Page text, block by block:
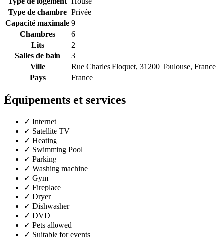
Type de chambre Privée
Capacité maximale 9
Chambres
6
Lits
2
Salles de bain
3
Ville
Rue Charles Floquet, 31200 Toulouse, France
Pays
France
Équipements et services
✓ Internet
✓ Satellite TV
✓ Heating
✓ Swimming Pool
✓ Parking
✓ Washing machine
✓ Gym
✓ Fireplace
✓ Dryer
✓ Dishwasher
✓ DVD
✓ Pets allowed
✓ Suitable for events